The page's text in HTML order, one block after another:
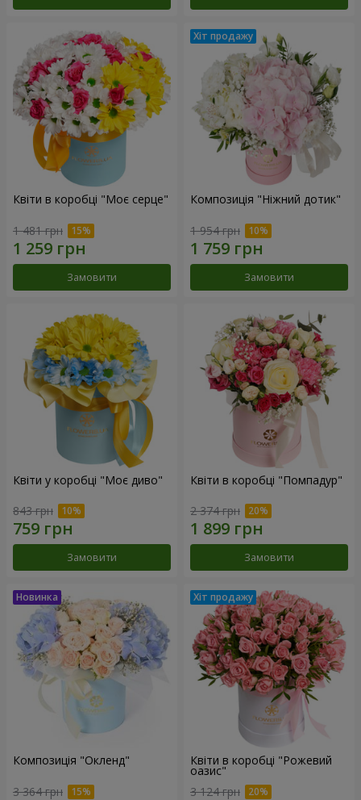
Квіти в коробці "Моє серце"
1 481 грн
Замовити
Композиція "Ніжний дотик"
1 954 грн
Замовити
Квіти у коробці "Моє диво"
843 грн
Замовити
Квіти в коробці "Помпадур"
2 374 грн
Замовити
Композиція "Окленд"
3 364 грн
Квіти в коробці "Рожевий
оазис"
3 124 грн